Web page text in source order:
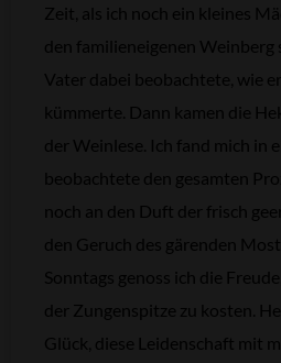
Zeit, als ich noch ein kleines
den familieneigenen Weinberg
Vater dabei beobachtete, wie
kümmerte. Dann kamen die
der Weinlese. Ich fand mich in
beobachtete den gesamten
noch an den Duft der frisch
den Geruch des gärenden
Sonntags genoss ich die
der Zungenspitze zu kosten.
Glück, diese Leidenschaft mit